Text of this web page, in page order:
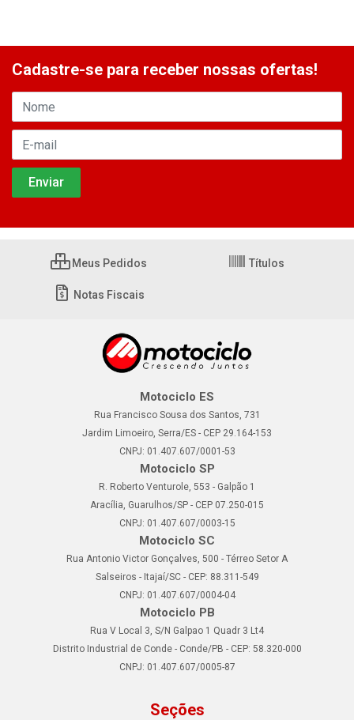
Cadastre-se para receber nossas ofertas!
Meus Pedidos Títulos
Notas Fiscais
Motociclo ES
Rua Francisco Sousa dos Santos, 731
Jardim Limoeiro, Serra/ES - CEP 29.164-153
CNPJ: 01.407.607/0001-53
Motociclo SP
R. Roberto Venturole, 553 - Galpão 1
Aracília, Guarulhos/SP - CEP 07.250-015
CNPJ: 01.407.607/0003-15
Motociclo SC
Rua Antonio Victor Gonçalves, 500 - Térreo Setor A
Salseiros - Itajaí/SC - CEP: 88.311-549
CNPJ: 01.407.607/0004-04
Motociclo PB
Rua V Local 3, S/N Galpao 1 Quadr 3 Lt4
Distrito Industrial de Conde - Conde/PB - CEP: 58.320-000
CNPJ: 01.407.607/0005-87
Seções